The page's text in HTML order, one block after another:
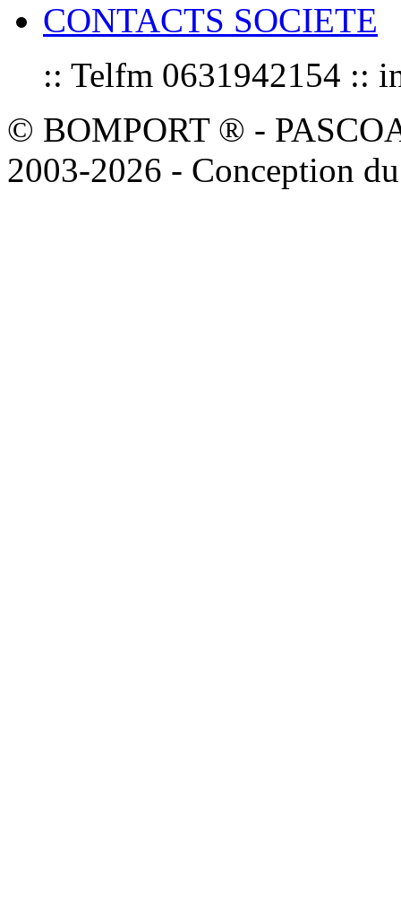
CONTACTS SOCIETE
:: Telfm 0631942154 ::
© BOMPORT ® -
2003-2026 - Conception